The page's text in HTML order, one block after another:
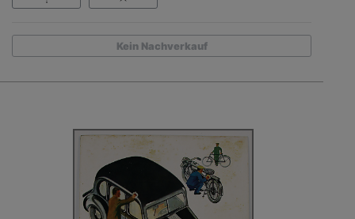
Kein Nachverkauf